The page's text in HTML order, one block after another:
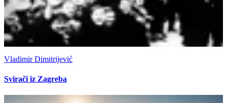
Vladimir Dimitrijević
Svirači iz Zagreba